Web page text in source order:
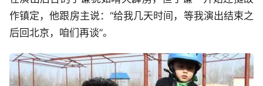
作镇定，他跟房主说：“给我几天时间，等我演出结束之
后回北京，咱们再谈”。